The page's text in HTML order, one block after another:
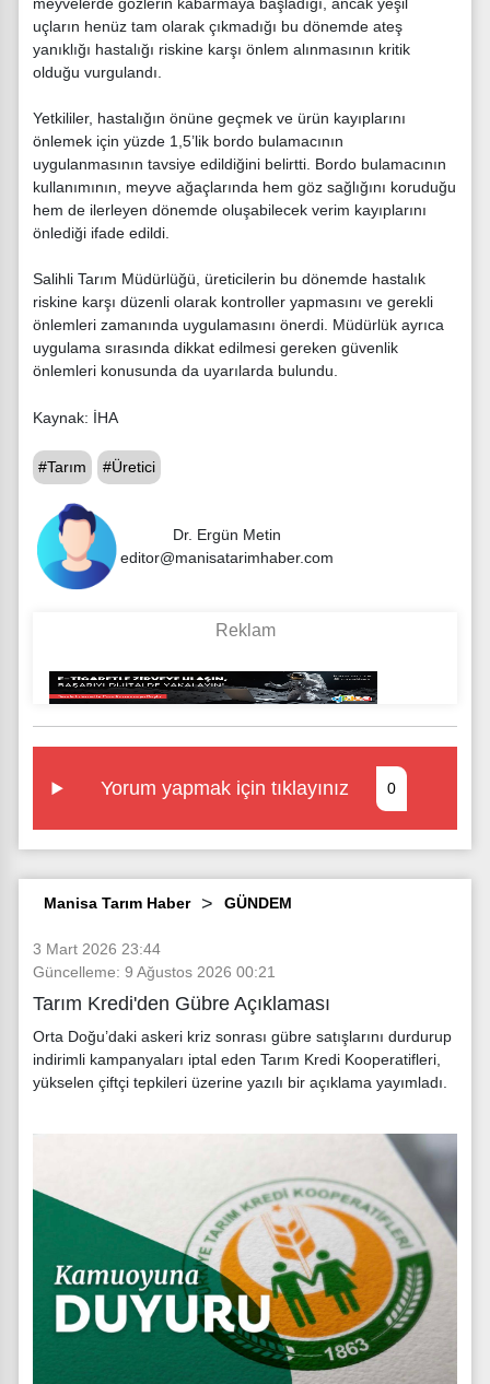
uçların henüz tam olarak çıkmadığı bu dönemde ateş
yanıklığı hastalığı riskine karşı önlem alınmasının kritik
olduğu vurgulandı.
Yetkililer, hastalığın önüne geçmek ve ürün kayıplarını
önlemek için yüzde 1,5’lik bordo bulamacının
uygulanmasının tavsiye edildiğini belirtti. Bordo bulamacının
kullanımının, meyve ağaçlarında hem göz sağlığını koruduğu
hem de ilerleyen dönemde oluşabilecek verim kayıplarını
önlediği ifade edildi.
Salihli Tarım Müdürlüğü, üreticilerin bu dönemde hastalık
riskine karşı düzenli olarak kontroller yapmasını ve gerekli
önlemleri zamanında uygulamasını önerdi. Müdürlük ayrıca
uygulama sırasında dikkat edilmesi gereken güvenlik
önlemleri konusunda da uyarılarda bulundu.
Kaynak: İHA
#Tarım #Üretici
Dr. Ergün Metin
editor@manisatarimhaber.com
Yorum yapmak için tıklayınız 0
Manisa Tarım Haber GÜNDEM
3 Mart 2026 23:44
Güncelleme: 9 Ağustos 2026 00:21
Tarım Kredi'den Gübre Açıklaması
Orta Doğu’daki askeri kriz sonrası gübre satışlarını durdurup
indirimli kampanyaları iptal eden Tarım Kredi Kooperatifleri,
yükselen çiftçi tepkileri üzerine yazılı bir açıklama yayımladı.